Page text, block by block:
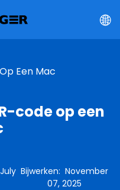
Een Mac
code op een
July Bijwerken: November
07, 2025